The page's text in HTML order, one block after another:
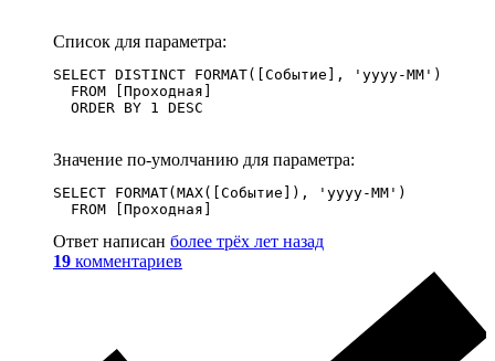
Список для параметра:
SELECT DISTINCT FORMAT([Событие], 'yyyy-MM')
  FROM [Проходная]
  ORDER BY 1 DESC
Значение по-умолчанию для параметра:
SELECT FORMAT(MAX([Событие]), 'yyyy-MM')
  FROM [Проходная]
Ответ написан более трёх лет назад
19 комментариев